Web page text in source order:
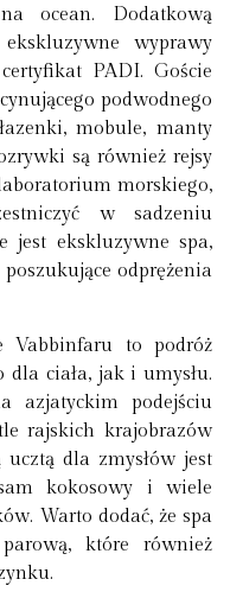
ocean. Dodatkową
wyprawy
PADI. Goście
podwodnego
mobule, manty
są również rejsy
morskiego,
w sadzeniu
jest ekskluzywne spa,
odprężenia
to podróż
ciała, jak i umysłu.
azjatyckim podejściu
rajskich krajobrazów
dla zmysłów jest
kokosowy i wiele
Warto dodać, że spa
które również